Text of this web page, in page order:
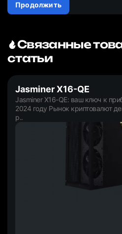
Продолжить
Связанные
статьи
Jasminer X16-QE
Jasminer X16-QE: ваш ключ к
2024 году Рынок криптовалют
р..